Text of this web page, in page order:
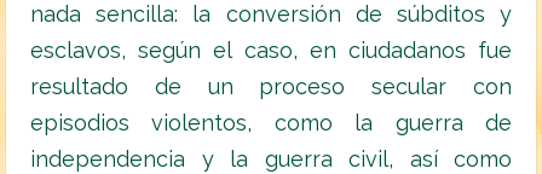
nada sencilla: la conversión de súbditos y
esclavos, según el caso, en ciudadanos fue
resultado de un proceso secular con
episodios violentos, como la guerra de
independencia y la guerra civil, así como